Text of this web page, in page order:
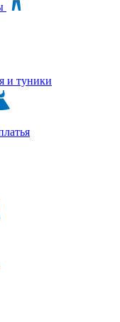
и туники